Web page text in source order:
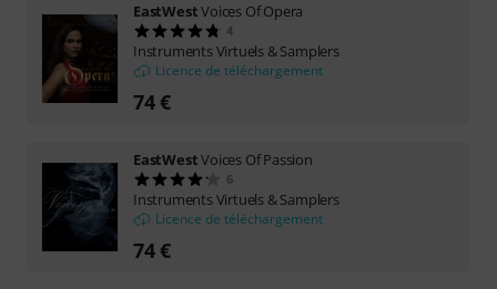
EastWestVoices Of Opera
4
Instruments Virtuels & Samplers
Licence de téléchargement
74 €
EastWestVoices Of Passion
6
Instruments Virtuels & Samplers
Licence de téléchargement
74 €